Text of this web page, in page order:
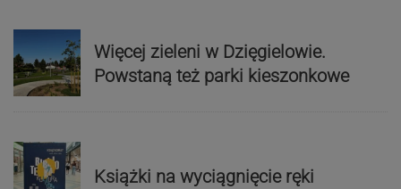
Więcej zieleni w Dzięgielowie.
Powstaną też parki kieszonkowe
Książki na wyciągnięcie ręki